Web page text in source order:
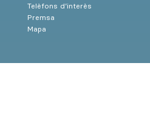
Telèfons d’interès
Premsa
Mapa